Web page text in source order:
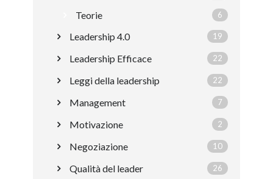
Teorie 6
Leadership 4.0 19
Leadership Efficace 22
Leggi della leadership 22
Management 7
Motivazione 2
Negoziazione 10
Qualità del leader 26